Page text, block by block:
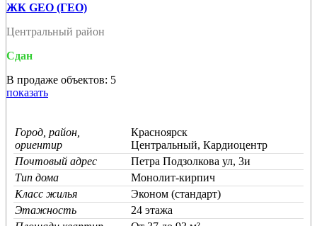
ЖК GEO (ГЕО)
Центральный район
Сдан
В продаже объектов: 5
показать
Город, район,
ориентир
Красноярск
Центральный, Кардиоцентр
Почтовый адрес
Петра Подзолкова ул, 3и
Тип дома
Монолит-кирпич
Класс жилья
Эконом (стандарт)
Этажность
24 этажа